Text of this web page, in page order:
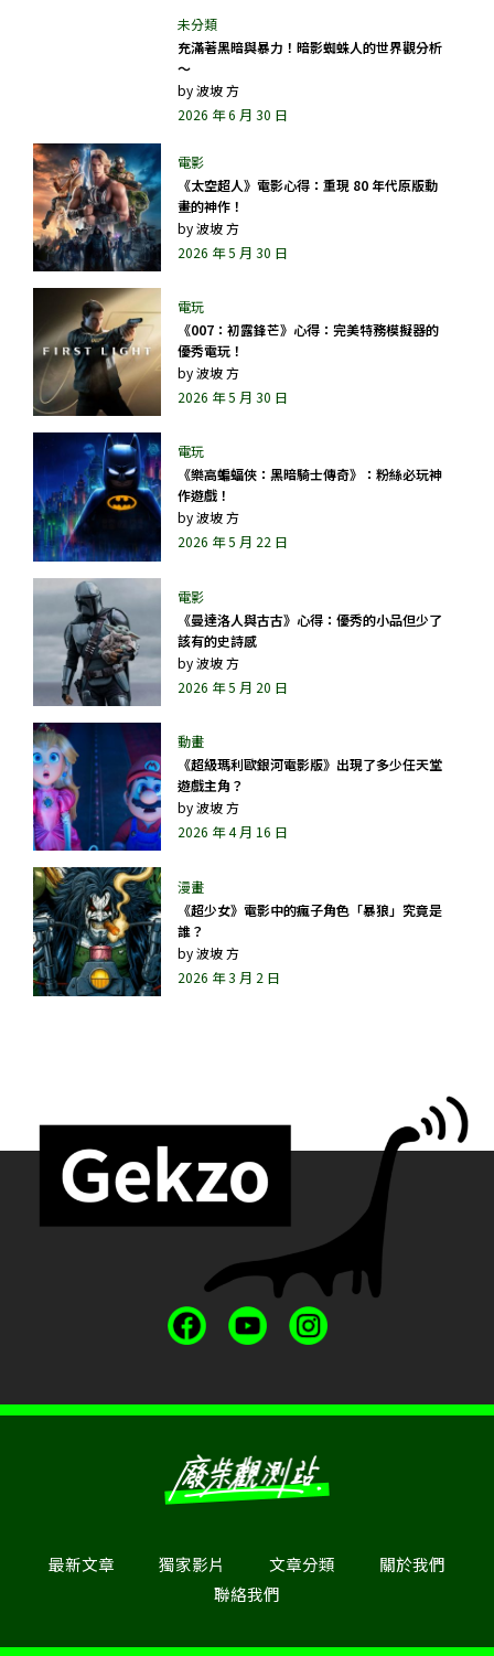
充滿著黑暗與暴力！暗影蜘蛛人的世界觀分析
～
by波坡 方
2026 年 6 月 30 日
《太空超人》電影心得：重現 80 年代原版動
畫的神作！
by波坡 方
2026 年 5 月 30 日
《007：初露鋒芒》心得：完美特務模擬器的
優秀電玩！
by波坡 方
2026 年 5 月 30 日
《樂高蝙蝠俠：黑暗騎士傳奇》：粉絲必玩神
作遊戲！
by波坡 方
2026 年 5 月 22 日
《曼達洛人與古古》心得：優秀的小品但少了
該有的史詩感
by波坡 方
2026 年 5 月 20 日
《超級瑪利歐銀河電影版》出現了多少任天堂
遊戲主角？
by波坡 方
2026 年 4 月 16 日
《超少女》電影中的瘋子角色「暴狼」究竟是
誰？
by波坡 方
2026 年 3 月 2 日
最新文章 獨家影片 文章分類
關於我們
聯絡我們